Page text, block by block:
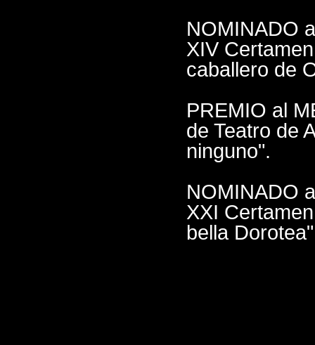
NOMINADO
XIV
caballero de
PREMIO al
de Teatro de
ninguno".
NOMINADO
XXI
bella Dorotea"